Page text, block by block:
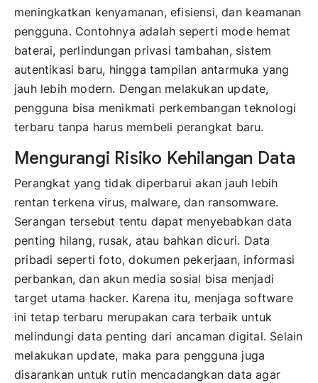
meningkatkan kenyamanan, efisiensi, dan keamanan
pengguna. Contohnya adalah seperti mode hemat
baterai, perlindungan privasi tambahan, sistem
autentikasi baru, hingga tampilan antarmuka yang
jauh lebih modern. Dengan melakukan update,
pengguna bisa menikmati perkembangan teknologi
terbaru tanpa harus membeli perangkat baru.
Mengurangi Risiko Kehilangan Data
Perangkat yang tidak diperbarui akan jauh lebih
rentan terkena virus, malware, dan ransomware.
Serangan tersebut tentu dapat menyebabkan data
penting hilang, rusak, atau bahkan dicuri. Data
pribadi seperti foto, dokumen pekerjaan, informasi
perbankan, dan akun media sosial bisa menjadi
target utama hacker. Karena itu, menjaga software
ini tetap terbaru merupakan cara terbaik untuk
melindungi data penting dari ancaman digital. Selain
melakukan update, maka para pengguna juga
disarankan untuk rutin mencadangkan data agar